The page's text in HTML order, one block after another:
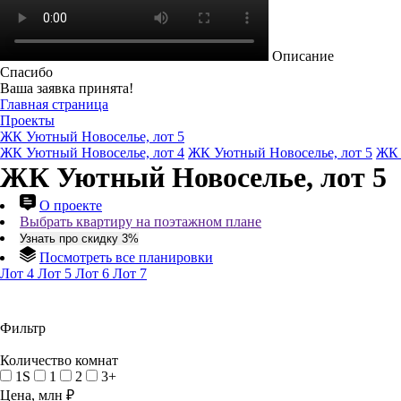
Описание
Спасибо
Ваша заявка принята!
Главная страница
Проекты
ЖК Уютный Новоселье, лот 5
ЖК Уютный Новоселье, лот 4 ЖК Уютный Новоселье, лот 5 ЖК
ЖК Уютный Новоселье, лот 5
О проекте
Выбрать квартиру на поэтажном плане
Узнать про скидку 3%
Посмотреть все планировки
Лот 4 Лот 5 Лот 6 Лот 7
Фильтр
Количество комнат
1S
1 2
3+
Цена, млн ₽